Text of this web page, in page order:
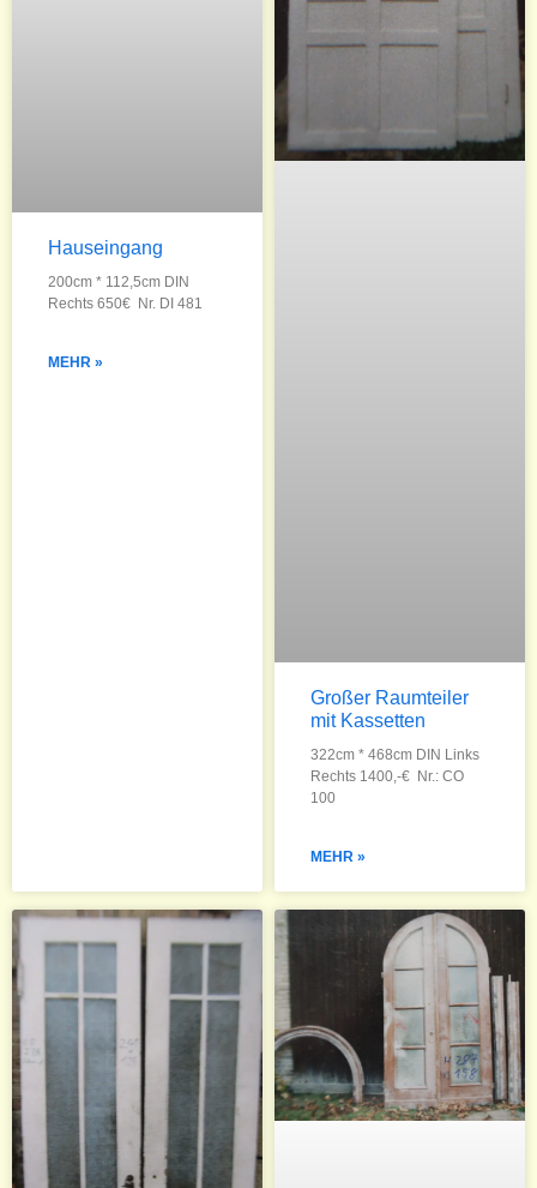
Hauseingang
200cm * 112,5cm DIN
Rechts 650€ Nr. DI 481
MEHR »
Großer Raumteiler
mit Kassetten
322cm * 468cm DIN Links
Rechts 1400,-€ Nr.: CO
100
MEHR »